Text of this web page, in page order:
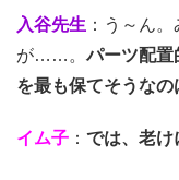
入谷先生 ：う～ん
が……。パーツ配
を最も保てそうなの
イム子 ： では、老け